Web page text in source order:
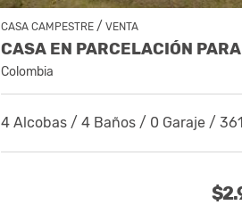
CASA CAMPESTRE / VENTA
Colombia
4 Alcobas / 4 Baños / 0 Garaje /